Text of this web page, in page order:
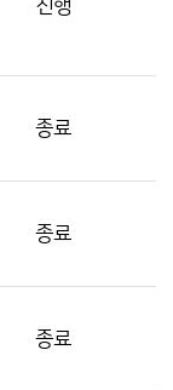
진행
종료
종료
종료